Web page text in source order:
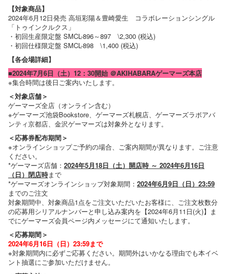
【対象商品】
2024年6月12日発売 高垣彩陽＆豊崎愛生 コラボレーションシングル
「トゥインクルクス」
・初回生産限定盤 SMCL-896～897 \2,300 (税込)
・初回仕様限定盤 SMCL-898 \1,400 (税込)
【各会場詳細】
■2024年7月6日（土）12：30開始 ＠AKIHABARAゲーマーズ本店
※集合時間は後日ご案内いたします。
＜対象店舗＞
ゲーマーズ全店（オンライン含む）
※ゲーマーズ池袋Bookstore、ゲーマーズ札幌店、ゲーマーズラボアバ
ンティ京都店、金沢ゲーマーズは対象外となります。
＜応募券配布期間＞
※オンラインショップご予約の場合、ご案内期間が異なります。ご注意
ください。
*ゲーマーズ店舗： 2024年5月18日（土）開店時 ～ 2024年6月16日
（日）閉店時まで
*ゲーマーズオンラインショップ対象期間： 2024年6月9日（日）23:59
までのご注文
対象期間中、対象商品1点をご注文いただいたお客様に、ご注文枚数分
の応募用シリアルナンバーと申し込み案内を【2024年6月11日(火)】ま
でにゲーマーズ会員ページ内メッセージにて通知いたします。
＜応募期間＞
2024年6月16日（日）23:59まで
※対象期間内に必ずご応募ください。期間外はいかなる理由でも本イベ
ント抽選にご参加いただけません。